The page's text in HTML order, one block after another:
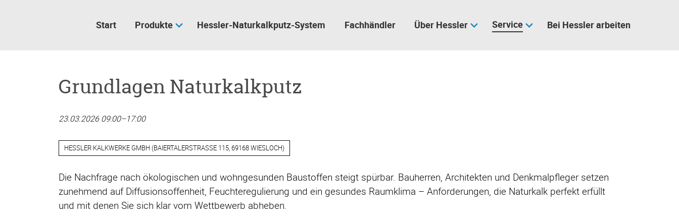
Start Produkte Hessler-Naturkalkputz-System Fachhändler Über Hessler Service Bei Hessler arbeiten
Grundlagen Naturkalkputz
23.03.2026 09:00–17:00
HESSLER KALKWERKE GMBH (BAIERTALERSTRASSE 115, 69168 WIESLOCH)
Die Nachfrage nach ökologischen und wohngesunden Baustoffen steigt spürbar. Bauherren, Architekten und Denkmalpfleger setzen
zunehmend auf Diffusionsoffenheit, Feuchteregulierung und ein gesundes Raumklima – Anforderungen, die Naturkalk perfekt erfüllt
und mit denen Sie sich klar vom Wettbewerb abheben.